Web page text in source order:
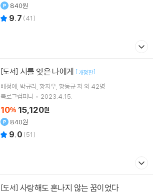
840원
9.7 (41)
[도서] 시를 잊은 나에게 [개정판]
배정애 박규리 황지우 황동규저 외 42명
북로그컴퍼니
2023.4.15.
10% 15,120원
840원
9.0 (51)
[도서] 사랑해도 혼나지 않는 꿈이었다